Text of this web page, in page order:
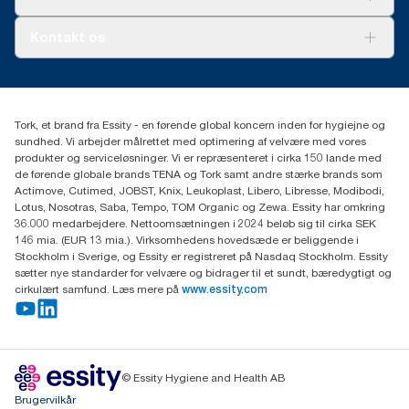
Smiley-rapport
(+45) 48 16 82 44
Professional Hygiene
Gydevang 33
DK-3450 Allerød
Tork, et brand fra Essity - en førende global koncern inden for hygiejne og
sundhed. Vi arbejder målrettet med optimering af velvære med vores
produkter og serviceløsninger. Vi er repræsenteret i cirka 150 lande med
de førende globale brands TENA og Tork samt andre stærke brands som
Actimove, Cutimed, JOBST, Knix, Leukoplast, Libero, Libresse, Modibodi,
Lotus, Nosotras, Saba, Tempo, TOM Organic og Zewa. Essity har omkring
36.000 medarbejdere. Nettoomsætningen i 2024 beløb sig til cirka SEK
146 mia. (EUR 13 mia.). Virksomhedens hovedsæde er beliggende i
Stockholm i Sverige, og Essity er registreret på Nasdaq Stockholm. Essity
sætter nye standarder for velvære og bidrager til et sundt, bæredygtigt og
cirkulært samfund. Læs mere på www.essity.com
© Essity Hygiene and Health AB
Brugervilkår